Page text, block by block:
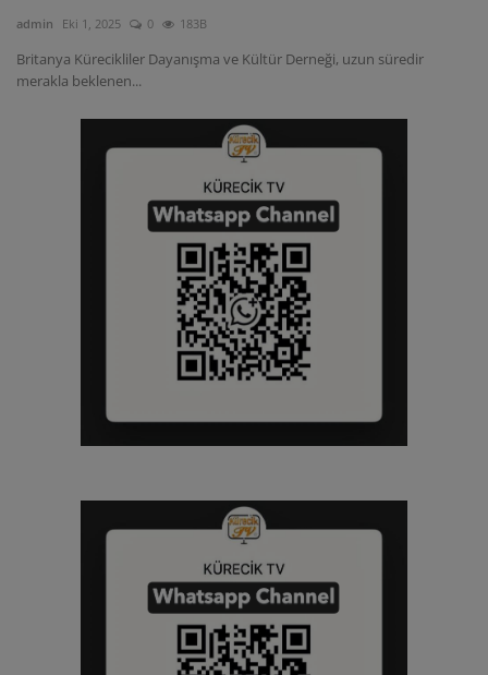
admin Eki 1, 2025 0 183B
Britanya Kürecikliler Dayanışma ve Kültür Derneği, uzun süredir
merakla beklenen...